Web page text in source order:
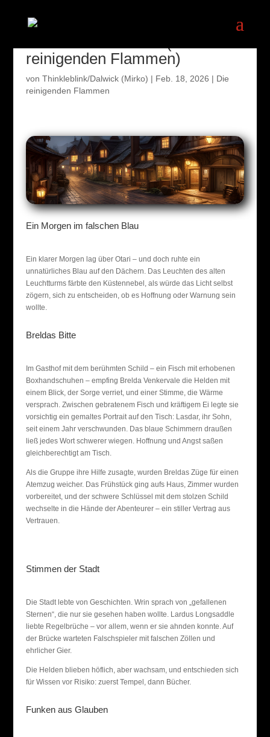
reinigenden Flammen)
von Thinkleblink/Dalwick (Mirko) | Feb. 18, 2026 | Die
reinigenden Flammen
Ein Morgen im falschen Blau
Ein klarer Morgen lag über Otari – und doch ruhte ein
unnatürliches Blau auf den Dächern. Das Leuchten des alten
Leuchtturms färbte den Küstennebel, als würde das Licht selbst
zögern, sich zu entscheiden, ob es Hoffnung oder Warnung sein
wollte.
Breldas Bitte
Im Gasthof mit dem berühmten Schild – ein Fisch mit erhobenen
Boxhandschuhen – empfing Brelda Venkervale die Helden mit
einem Blick, der Sorge verriet, und einer Stimme, die Wärme
versprach. Zwischen gebratenem Fisch und kräftigem Ei legte sie
vorsichtig ein gemaltes Portrait auf den Tisch: Lasdar, ihr Sohn,
seit einem Jahr verschwunden. Das blaue Schimmern draußen
ließ jedes Wort schwerer wiegen. Hoffnung und Angst saßen
gleichberechtigt am Tisch.
Als die Gruppe ihre Hilfe zusagte, wurden Breldas Züge für einen
Atemzug weicher. Das Frühstück ging aufs Haus, Zimmer wurden
vorbereitet, und der schwere Schlüssel mit dem stolzen Schild
wechselte in die Hände der Abenteurer – ein stiller Vertrag aus
Vertrauen.
Stimmen der Stadt
Die Stadt lebte von Geschichten. Wrin sprach von „gefallenen
Sternen“, die nur sie gesehen haben wollte. Lardus Longsaddle
liebte Regelbrüche – vor allem, wenn er sie ahnden konnte. Auf
der Brücke warteten Falschspieler mit falschen Zöllen und
ehrlicher Gier.
Die Helden blieben höflich, aber wachsam, und entschieden sich
für Wissen vor Risiko: zuerst Tempel, dann Bücher.
Funken aus Glauben